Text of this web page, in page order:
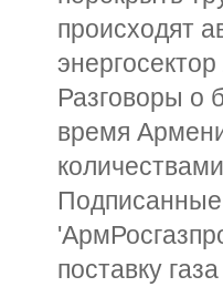
происходят
Разговоры о
время
поставку